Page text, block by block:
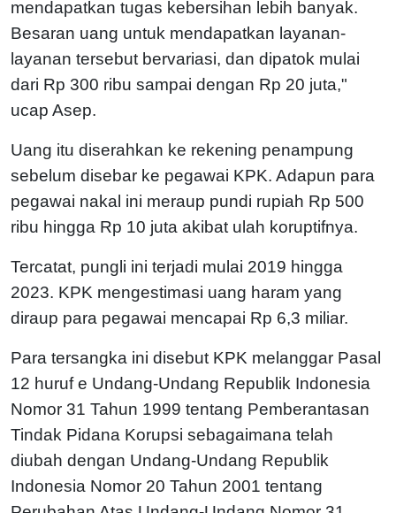
mendapatkan tugas kebersihan lebih banyak.
Besaran uang untuk mendapatkan layanan-
layanan tersebut bervariasi, dan dipatok mulai
dari Rp 300 ribu sampai dengan Rp 20 juta,"
ucap Asep.
Uang itu diserahkan ke rekening penampung
sebelum disebar ke pegawai KPK. Adapun para
pegawai nakal ini meraup pundi rupiah Rp 500
ribu hingga Rp 10 juta akibat ulah koruptifnya.
Tercatat, pungli ini terjadi mulai 2019 hingga
2023. KPK mengestimasi uang haram yang
diraup para pegawai mencapai Rp 6,3 miliar.
Para tersangka ini disebut KPK melanggar Pasal
12 huruf e Undang-Undang Republik Indonesia
Nomor 31 Tahun 1999 tentang Pemberantasan
Tindak Pidana Korupsi sebagaimana telah
diubah dengan Undang-Undang Republik
Indonesia Nomor 20 Tahun 2001 tentang